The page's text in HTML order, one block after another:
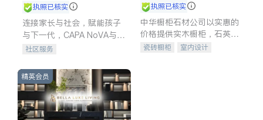
执照已核实
连接家长与社会，赋能孩子
与下一代，CAPA NoVA与您
携手建设包容、公平、充满
社区服务
执照已核实
中华橱柜石材公司以实惠的
价格提供实木橱柜，石英石
台面，多种优质不锈钢水
瓷砖橱柜
室内设计
精英会员